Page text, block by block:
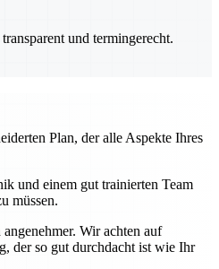
und termingerecht.
Plan, der alle Aspekte Ihres
und einem gut trainierten Team
müssen.
Wir achten auf
der so gut durchdacht ist wie Ihr